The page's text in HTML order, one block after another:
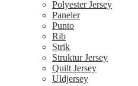
Polyester Jersey
Paneler
Punto
Rib
Strik
Struktur Jersey
Quilt Jersey
Uldjersey